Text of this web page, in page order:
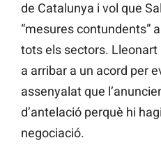
de Catalunya i vol que
“mesures contundents”
tots els sectors.
a arribar a un acord per
assenyalat que
d’antelació perquè hi
negociació.